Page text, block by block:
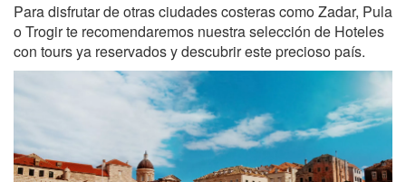
Para disfrutar de otras ciudades costeras como Zadar, Pula
o Trogir te recomendaremos nuestra selección de Hoteles
con tours ya reservados y descubrir este precioso país.